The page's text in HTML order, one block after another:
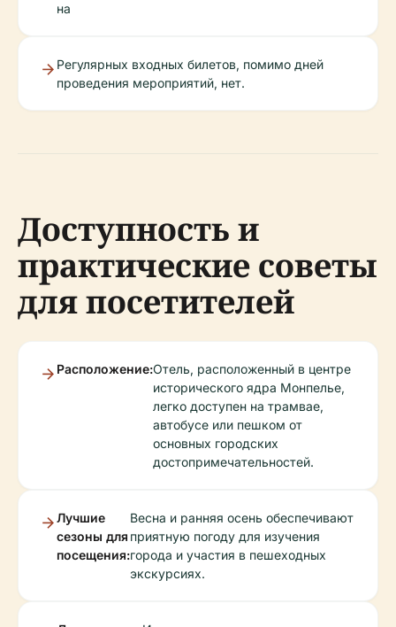
на
Регулярных входных билетов, помимо дней
проведения мероприятий, нет.
Доступность и
практические советы
для посетителей
Расположение:Отель, расположенный в центре
исторического ядра Монпелье,
легко доступен на трамвае,
автобусе или пешком от
основных городских
достопримечательностей.
Лучшие
сезоны для
посещения:
Весна и ранняя осень обеспечивают
приятную погоду для изучения
города и участия в пешеходных
экскурсиях.